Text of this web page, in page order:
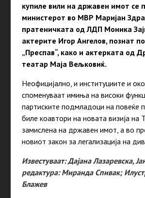
купиле вили на државен имот се
министерот во МВР Маријан
пратеничката од ЛДП Моника
актерите Игор Ангелов, познат
„Преспав“, како и актерката од
театар Маја Вељковиќ.
Неофицијално, и институциите и
споменуваат имиња на високи
партиските подмладоци на повеќе
биле коавтори на новата визија на
замислена на државен имот, а во
новиот закон за легализација на
Известуваат: Дајана Лазаревска,
редактура: Миранда Спивак;
Блажев